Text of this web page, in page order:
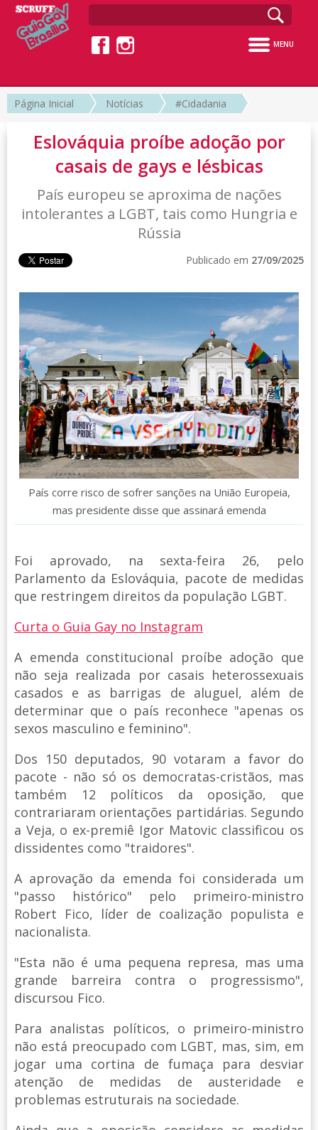
MENU
Página Inicial Notícias #Cidadania
Eslováquia proíbe adoção por
casais de gays e lésbicas
País europeu se aproxima de nações
intolerantes a LGBT, tais como Hungria e
Rússia
Publicado em 27/09/2025
País corre risco de sofrer sanções na União Europeia,
mas presidente disse que assinará emenda
Foi aprovado, na sexta-feira 26, pelo
Parlamento da Eslováquia, pacote de medidas
que restringem direitos da população LGBT.
Curta o Guia Gay no Instagram
A emenda constitucional proíbe adoção que
não seja realizada por casais heterossexuais
casados e as barrigas de aluguel, além de
determinar que o país reconhece "apenas os
sexos masculino e feminino".
Dos 150 deputados, 90 votaram a favor do
pacote - não só os democratas-cristãos, mas
também 12 políticos da oposição, que
contrariaram orientações partidárias. Segundo
a Veja, o ex-premiê Igor Matovic classificou os
dissidentes como "traidores".
A aprovação da emenda foi considerada um
"passo histórico" pelo primeiro-ministro
Robert Fico, líder de coalização populista e
nacionalista.
"Esta não é uma pequena represa, mas uma
grande barreira contra o progressismo",
discursou Fico.
Para analistas políticos, o primeiro-ministro
não está preocupado com LGBT, mas, sim, em
jogar uma cortina de fumaça para desviar
atenção de medidas de austeridade e
problemas estruturais na sociedade.